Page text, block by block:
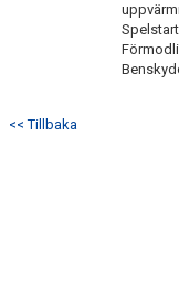
<< Tillbaka